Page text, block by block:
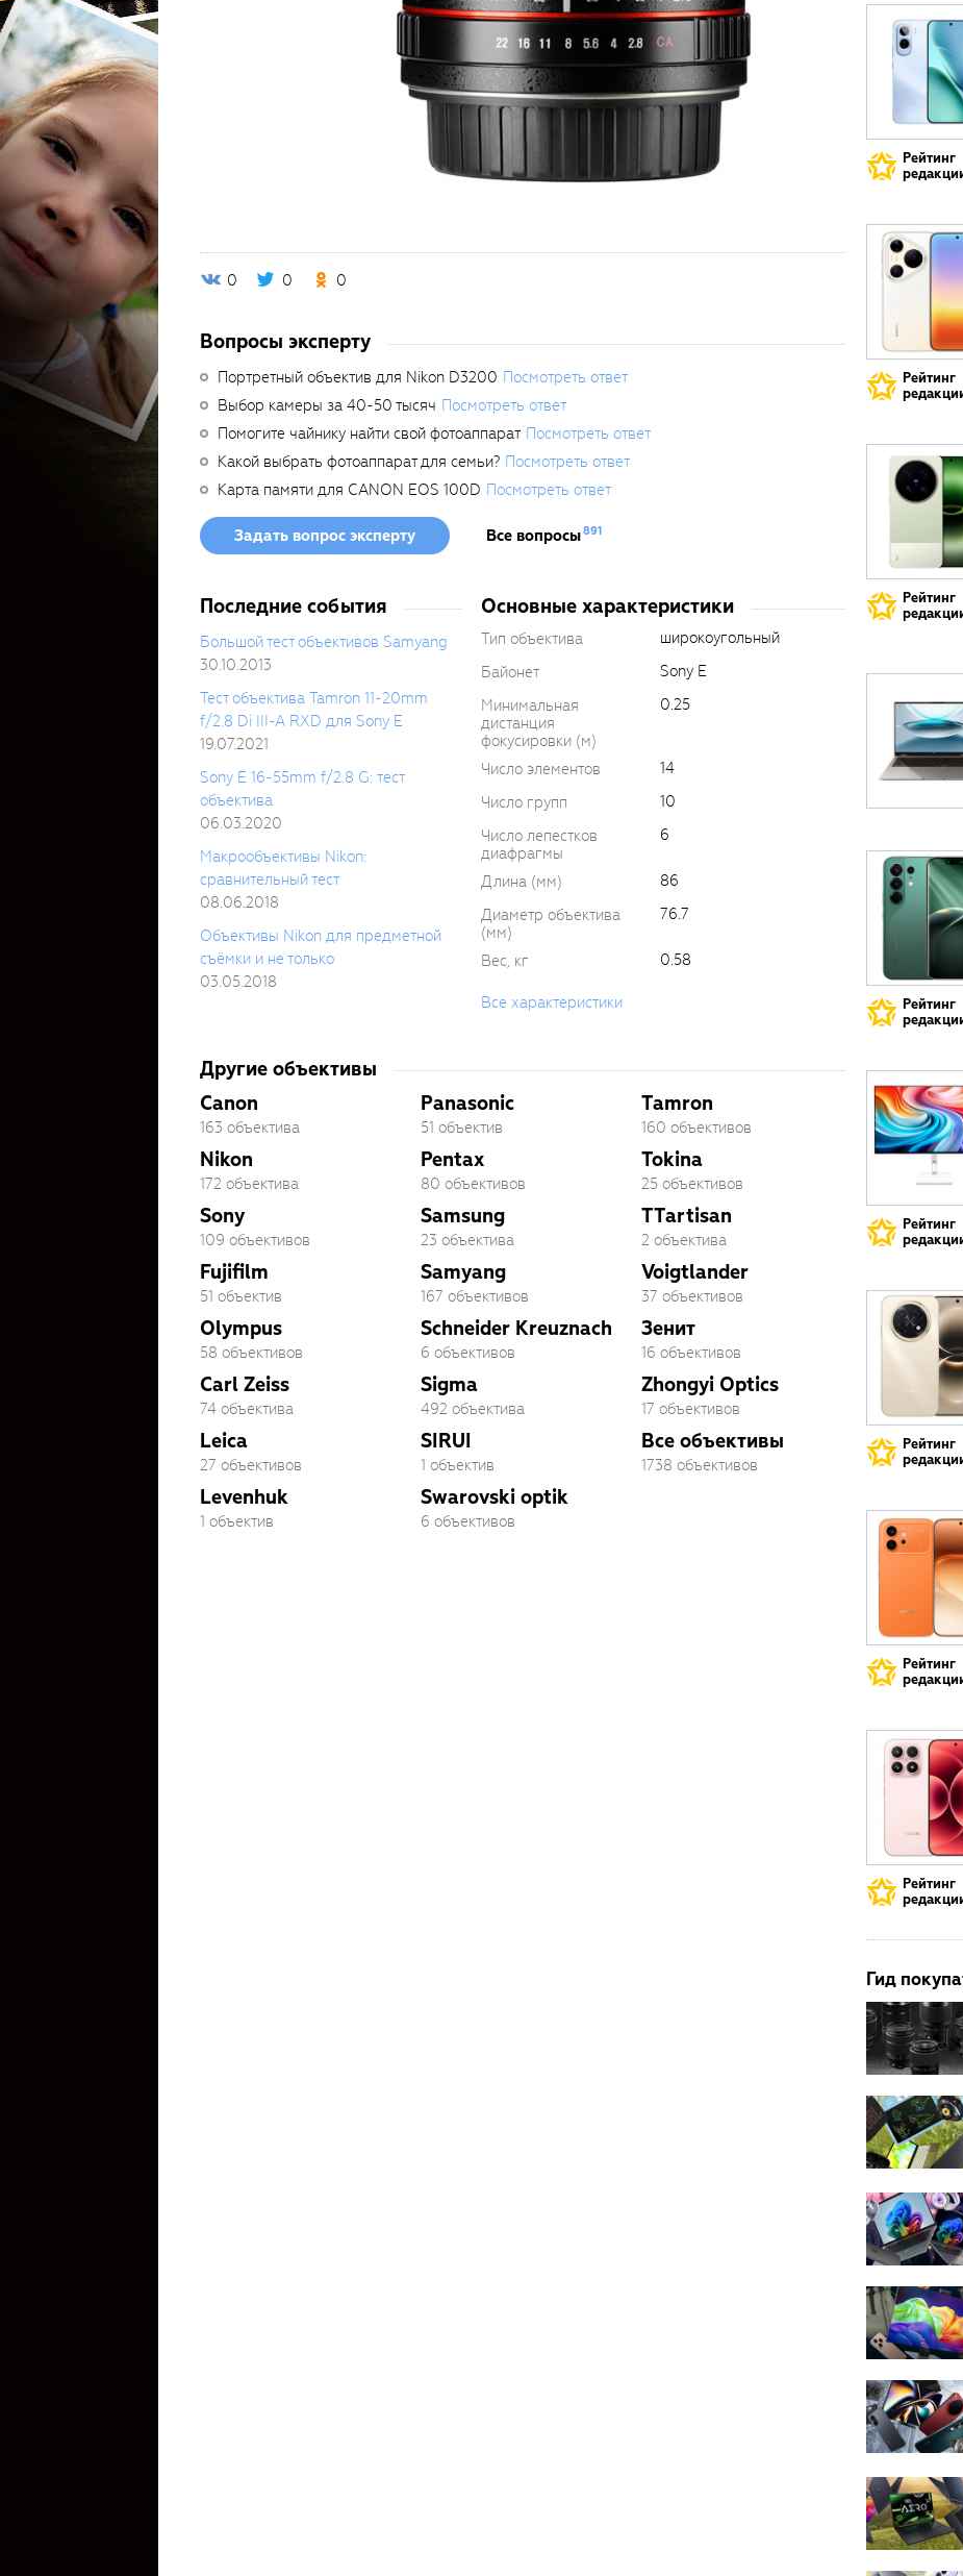
0 0 0
Вопросы эксперту
Портретный объектив для Nikon D3200 Посмотреть ответ
Выбор камеры за 40-50 тысяч Посмотреть ответ
Помогите чайнику найти свой фотоаппарат Посмотреть ответ
Какой выбрать фотоаппарат для семьи? Посмотреть ответ
Карта памяти для CANON EOS 100D Посмотреть ответ
Задать вопрос эксперту Все вопросы891
Последние события
Большой тест объективов Samyang
30.10.2013
Тест объектива Tamron 11-20mm
f/2.8 Di III-A RXD для Sony E
19.07.2021
Sony E 16-55mm f/2.8 G: тест
объектива
06.03.2020
Макрообъективы Nikon:
сравнительный тест
08.06.2018
Объективы Nikon для предметной
съёмки и не только
03.05.2018
Основные характеристики
Тип объектива
широкоугольный
Байонет
Sony E
Минимальная
дистанция
фокусировки (м)
0.25
Число элементов
14
Число групп
10
Число лепестков
диафрагмы
6
Длина (мм)
86
Диаметр объектива
(мм)
76.7
Вес, кг 0.58
Все характеристики
Другие объективы
Canon
163 объектива
Nikon
172 объектива
Sony
109 объективов
Fujifilm
51 объектив
Olympus
58 объективов
Carl Zeiss
74 объектива
Leica
27 объективов
Levenhuk
1 объектив
Panasonic
51 объектив
Pentax
80 объективов
Samsung
23 объектива
Samyang
167 объективов
Schneider Kreuznach
6 объективов
Sigma
492 объектива
SIRUI
1 объектив
Swarovski optik
6 объективов
Tamron
160 объективов
Tokina
25 объективов
TTartisan
2 объектива
Voigtlander
37 объективов
Зенит
16 объективов
Zhongyi Optics
17 объективов
Все объективы
1738 объективов
Рейтинг
Рейтинг
Рейтинг
Рейтинг
Рейтинг
Рейтинг
Рейтинг
Рейтинг
Гид